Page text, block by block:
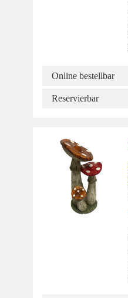
Online bestellbar
Reservierbar